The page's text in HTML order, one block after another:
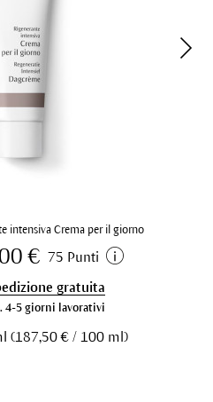
intensiva Crema per il giorno
€ 75 Punti
gratuita
4-5 giorni lavorativi
(187,50 € / 100 ml)